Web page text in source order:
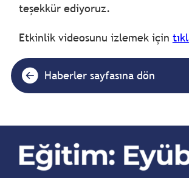
teşekkür ediyoruz.
Etkinlik videosunu izlemek için
Haberler sayfasına dön